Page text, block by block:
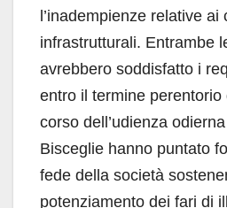
l’inadempienze relative ai
infrastrutturali. Entrambe
avrebbero soddisfatto i
entro il termine perentorio
corso dell’udienza
Bisceglie hanno puntato
fede della società
potenziamento dei fari di